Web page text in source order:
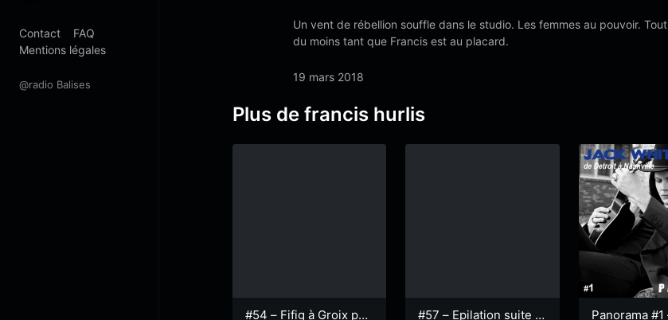
Contact
FAQ
Mentions légales
@radio Balises
Un vent de rébellion souffle dans le studio. Les femmes au pouvoir. Tout
du moins tant que Francis est au placard.
19 mars 2018
Plus de francis hurlis
#54 – Fifig à Groix par
#57 – Epilation suite et
Panorama #1